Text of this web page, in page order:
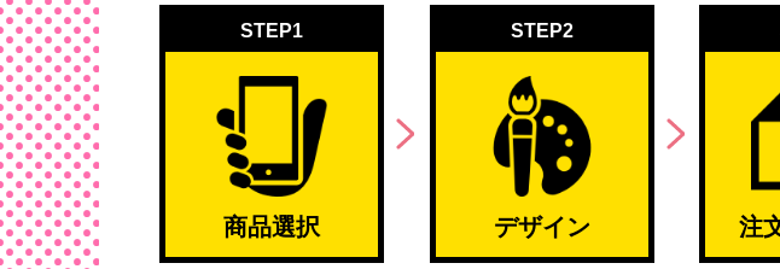
STEP1
商品選択
STEP2
デザイン 注